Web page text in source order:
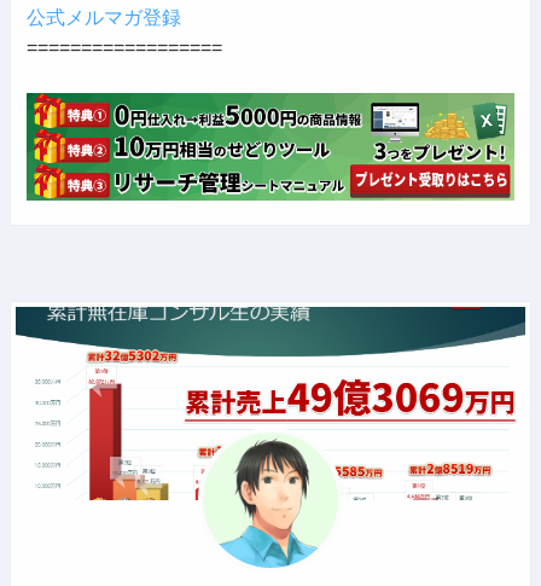
公式メルマガ登録
==================